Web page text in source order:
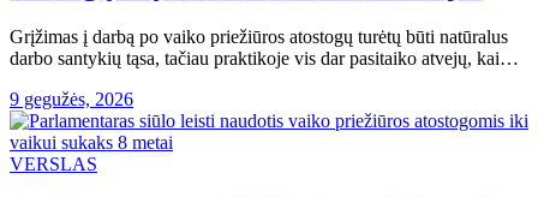
Grįžimas į darbą po vaiko priežiūros atostogų turėtų būti natūralus
darbo santykių tąsa, tačiau praktikoje vis dar pasitaiko atvejų, kai…
9 gegužės, 2026
VERSLAS